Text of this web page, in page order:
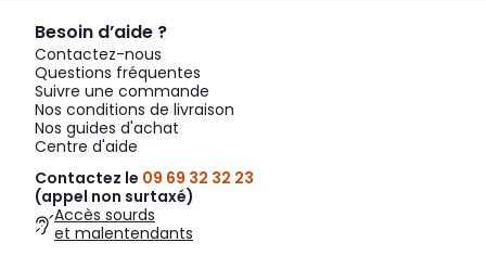
Besoin d’aide ?
Contactez-nous
Questions fréquentes
Suivre une commande
Nos conditions de livraison
Nos guides d'achat
Centre d'aide
Contactez le 09 69 32 32 23
(appel non surtaxé)
Accès sourds
et malentendants